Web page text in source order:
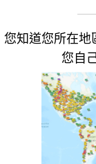
您知道您所在地
您自